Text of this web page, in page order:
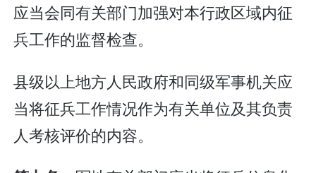
应当会同有关部门加强对本行政区域内征
兵工作的监督检查。
县级以上地方人民政府和同级军事机关应
当将征兵工作情况作为有关单位及其负责
人考核评价的内容。